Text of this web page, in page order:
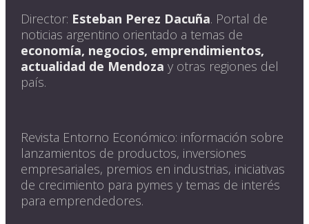
Director: Esteban Perez Dacuña. Portal de
noticias argentino orientado a temas de
economía, negocios, emprendimientos,
actualidad de Mendoza y otras regiones del
país.
Revista Entorno Económico: información sobre
lanzamientos de productos, inversiones
empresariales, premios en industrias, iniciativas
de crecimiento para pymes y temas de interés
para emprendedores.